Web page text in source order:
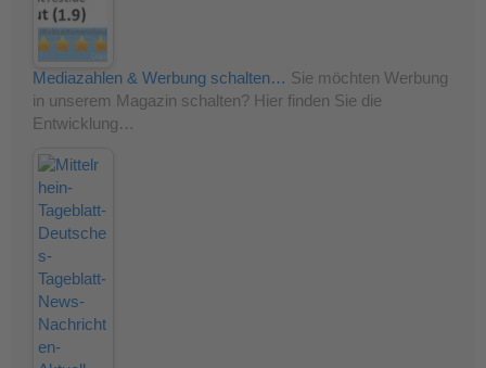
Mediazahlen & Werbung schalten… Sie möchten Werbung
in unserem Magazin schalten? Hier finden Sie die
Entwicklung…